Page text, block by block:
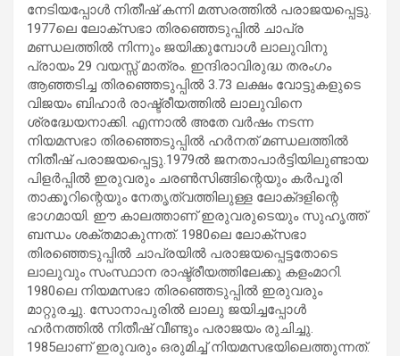
നേടിയപ്പോൾ നിതീഷ് കന്നി മത്സരത്തിൽ പരാജയപ്പെട്ടു.
1977ലെ ലോക്സഭാ തിരഞ്ഞെടുപ്പിൽ ചാപ്ര
മണ്ഡലത്തിൽ നിന്നും ജയിക്കുമ്പോൾ ലാലുവിനു
പ്രായം 29 വയസ്സ് മാത്രം. ഇന്ദിരാവിരുദ്ധ തരംഗം
ആഞ്ഞടിച്ച തിരഞ്ഞെടുപ്പിൽ 3.73 ലക്ഷം വോട്ടുകളുടെ
വിജയം ബിഹാർ രാഷ്ട്രീയത്തിൽ ലാലുവിനെ
ശ്രദ്ധേയനാക്കി. എന്നാൽ അതേ വ‍‌‍ർഷം നടന്ന
നിയമസഭാ തിരഞ്ഞെടുപ്പിൽ ഹ‍ർനത് മണ്ഡലത്തിൽ
നിതീഷ് പരാജയപ്പെട്ടു.1979ൽ ജനതാപാ‍ർട്ടിയിലുണ്ടായ
പിളർപ്പിൽ ഇരുവരും ചരൺസിങ്ങിന്റെയും ക‍ർപൂരി
താക്കൂറിന്റെയും നേതൃത്വത്തിലുള്ള ലോക്ദളിന്റെ
ഭാഗമായി. ഈ കാലത്താണ് ഇരുവരുടെയും സുഹൃത്ത്
ബന്ധം ശക്തമാകുന്നത്. 1980ലെ ലോക്സഭാ
തിരഞ്ഞെടുപ്പിൽ ചാപ്രയിൽ പരാജയപ്പെട്ടതോടെ
ലാലുവും സംസ്ഥാന രാഷ്ട്രീയത്തിലേക്കു കളംമാറി.
1980ലെ നിയമസഭാ തിരഞ്ഞെടുപ്പിൽ ഇരുവരും
മാറ്റുരച്ചു. സോനാപുരിൽ ലാലു ജയിച്ചപ്പോൾ
ഹർനത്തിൽ നിതീഷ് വീണ്ടും പരാജയം രുചിച്ചു.
1985ലാണ് ഇരുവരും ഒരുമിച്ച് നിയമസഭയിലെത്തുന്നത്.